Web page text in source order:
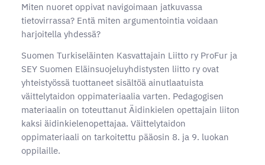
Miten nuoret oppivat navigoimaan jatkuvassa
tietovirrassa? Entä miten argumentointia voidaan
harjoitella yhdessä?
Suomen Turkiseläinten Kasvattajain Liitto ry ProFur ja
SEY Suomen Eläinsuojeluyhdistysten liitto ry ovat
yhteistyössä tuottaneet sisältöä ainutlaatuista
väittelytaidon oppimateriaalia varten. Pedagogisen
materiaalin on toteuttanut Äidinkielen opettajain liiton
kaksi äidinkielenopettajaa. Väittelytaidon
oppimateriaali on tarkoitettu pääosin 8. ja 9. luokan
oppilaille.